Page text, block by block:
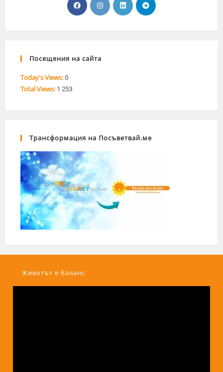
Посещения на сайта
Today's Views:0
Total Views: 1 253
Трансформация на Посъветвай.ме
Животът е баланс